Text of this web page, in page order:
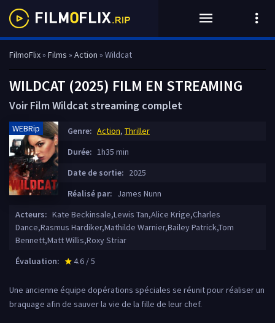
FilmoFlix» Films » Action » Wildcat
WILDCAT (2025) FILM EN STREAMING
Voir Film Wildcat streaming complet
WEBRip Genre: Action, Thriller
Durée: 1h35 min
Date de sortie: 2025
Réalisé par: James Nunn
Acteurs: Kate Beckinsale,Lewis Tan,Alice Krige,Charles
Dance,Rasmus Hardiker,Mathilde Warnier,Bailey Patrick,Tom
Bennett,Matt Willis,Roxy Striar
Évaluation:
star_rate
4.6 / 5
Une ancienne équipe dopérations spéciales se réunit pour réaliser un
braquage afin de sauver la vie de la fille de leur chef.